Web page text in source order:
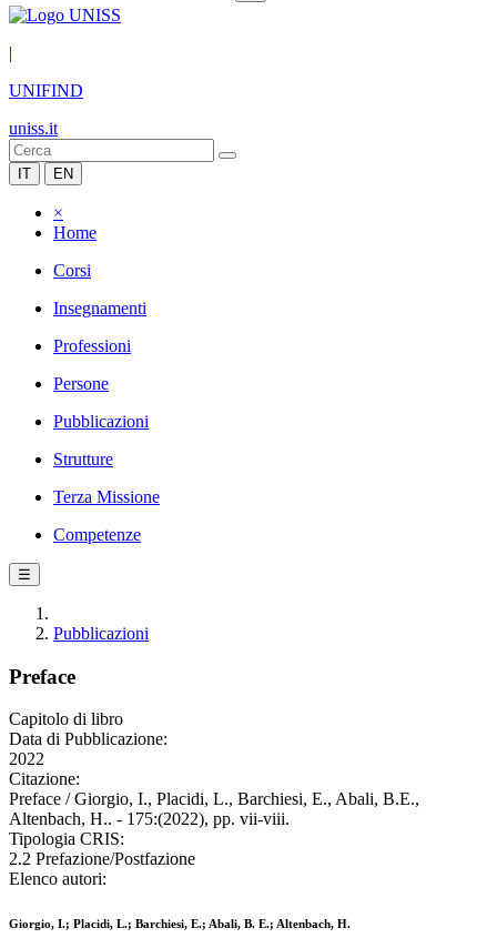
|
UNIFIND
uniss.it
IT EN
×
Home
Corsi
Insegnamenti
Professioni
Persone
Pubblicazioni
Strutture
Terza Missione
Competenze
☰
Pubblicazioni
Preface
Capitolo di libro
Data di Pubblicazione:
2022
Citazione:
Preface / Giorgio, I., Placidi, L., Barchiesi, E., Abali, B.E.,
Altenbach, H.. - 175:(2022), pp. vii-viii.
Tipologia CRIS:
2.2 Prefazione/Postfazione
Elenco autori:
Giorgio, I.; Placidi, L.; Barchiesi, E.; Abali, B. E.; Altenbach, H.